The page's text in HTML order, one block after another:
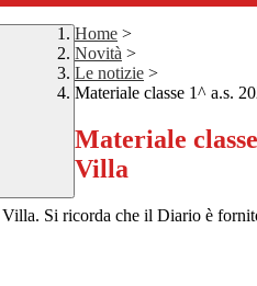
Home >
Novità >
Le notizie >
Materiale classe 1^ a.s.
Materiale
Villa
Si ricorda che il Diario è